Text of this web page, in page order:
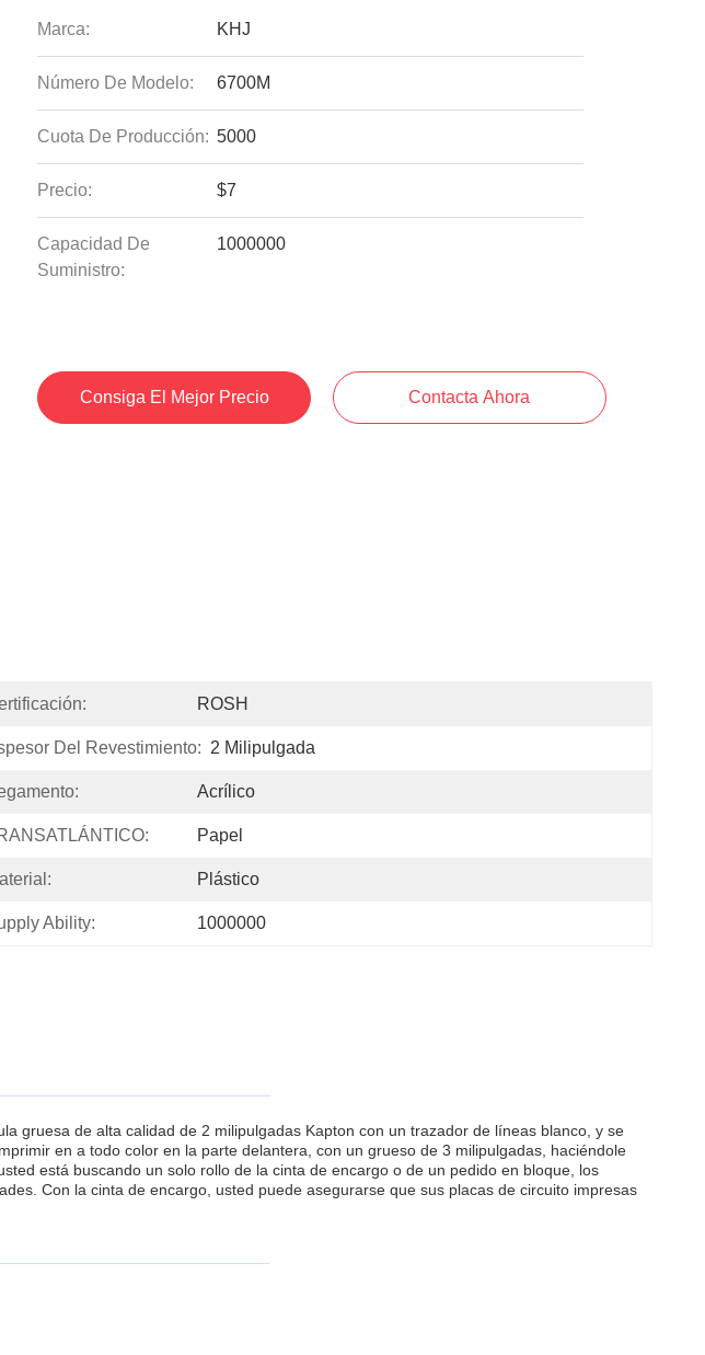
Marca: KHJ
Número De Modelo: 6700M
Cuota De Producción: 5000
Precio: $7
Capacidad De
Suministro:
1000000
Consiga El Mejor Precio Contacta Ahora
ROSH
Del Revestimiento: 2 Milipulgada
Acrílico
Papel
Plástico
Ability: 1000000
gruesa de alta calidad de 2 milipulgadas Kapton con un trazador de líneas blanco, y se
en a todo color en la parte delantera, con un grueso de 3 milipulgadas, haciéndole
está buscando un solo rollo de la cinta de encargo o de un pedido en bloque, los
Con la cinta de encargo, usted puede asegurarse que sus placas de circuito impresas